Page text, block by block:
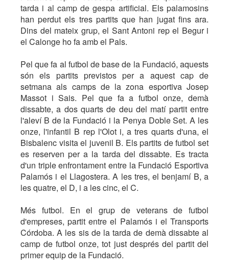
tarda i al camp de gespa artificial. Els palamosins
han perdut els tres partits que han jugat fins ara.
Dins del mateix grup, el Sant Antoni rep el Begur i
el Calonge ho fa amb el Pals.
Pel que fa al futbol de base de la Fundació, aquests
són els partits previstos per a aquest cap de
setmana als camps de la zona esportiva Josep
Massot i Sais. Pel que fa a futbol onze, demà
dissabte, a dos quarts de deu del matí partit entre
l'aleví B de la Fundació i la Penya Doble Set. A les
onze, l'infantil B rep l'Olot i, a tres quarts d'una, el
Bisbalenc visita el juvenil B. Els partits de futbol set
es reserven per a la tarda del dissabte. Es tracta
d'un triple enfrontament entre la Fundació Esportiva
Palamós i el Llagostera. A les tres, el benjamí B, a
les quatre, el D, i a les cinc, el C.
Més futbol. En el grup de veterans de futbol
d'empreses, partit entre el Palamós i el Transports
Córdoba. A les sis de la tarda de demà dissabte al
camp de futbol onze, tot just després del partit del
primer equip de la Fundació.